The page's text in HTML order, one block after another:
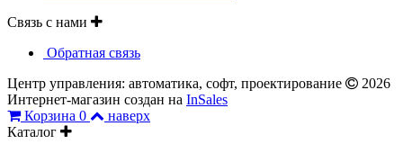
Связь с нами
Обратная связь
Центр управления: автоматика, софт, проектирование
2026
Интернет-магазин создан на InSales
Корзина 0
наверх
Каталог